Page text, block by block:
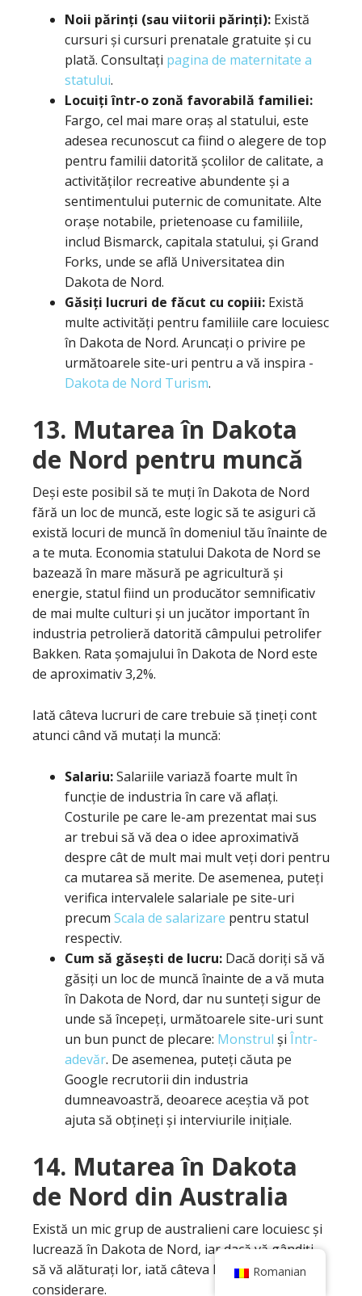
Noii părinți (sau viitorii părinți): Există
cursuri și cursuri prenatale gratuite și cu
plată. Consultați pagina de maternitate a
statului.
Locuiți într-o zonă favorabilă familiei:
Fargo, cel mai mare oraș al statului, este
adesea recunoscut ca fiind o alegere de top
pentru familii datorită școlilor de calitate, a
activităților recreative abundente și a
sentimentului puternic de comunitate. Alte
orașe notabile, prietenoase cu familiile,
includ Bismarck, capitala statului, și Grand
Forks, unde se află Universitatea din
Dakota de Nord.
Găsiți lucruri de făcut cu copiii: Există
multe activități pentru familiile care locuiesc
în Dakota de Nord. Aruncați o privire pe
următoarele site-uri pentru a vă inspira -
Dakota de Nord Turism.
13. Mutarea în Dakota
de Nord pentru muncă
Deși este posibil să te muți în Dakota de Nord
fără un loc de muncă, este logic să te asiguri că
există locuri de muncă în domeniul tău înainte de
a te muta. Economia statului Dakota de Nord se
bazează în mare măsură pe agricultură și
energie, statul fiind un producător semnificativ
de mai multe culturi și un jucător important în
industria petrolieră datorită câmpului petrolifer
Bakken. Rata șomajului în Dakota de Nord este
de aproximativ 3,2%.
Iată câteva lucruri de care trebuie să țineți cont
atunci când vă mutați la muncă:
Salariu:Salariile variază foarte mult în
funcție de industria în care vă aflați.
Costurile pe care le-am prezentat mai sus
ar trebui să vă dea o idee aproximativă
despre cât de mult mai mult veți dori pentru
ca mutarea să merite. De asemenea, puteți
verifica intervalele salariale pe site-uri
precum Scala de salarizare pentru statul
respectiv.
Cum să găsești de lucru: Dacă doriți să vă
găsiți un loc de muncă înainte de a vă muta
în Dakota de Nord, dar nu sunteți sigur de
unde să începeți, următoarele site-uri sunt
un bun punct de plecare: Monstrul și Într-
adevăr. De asemenea, puteți căuta pe
Google recrutorii din industria
dumneavoastră, deoarece aceștia vă pot
ajuta să obțineți și interviurile inițiale.
14. Mutarea în Dakota
de Nord din Australia
Există un mic grup de australieni care locuiesc și
lucrează în Dakota de Nord, iar dacă vă gândiți
să vă alăturați lor, iată câteva lucruri de luat în
considerare.
Romanian